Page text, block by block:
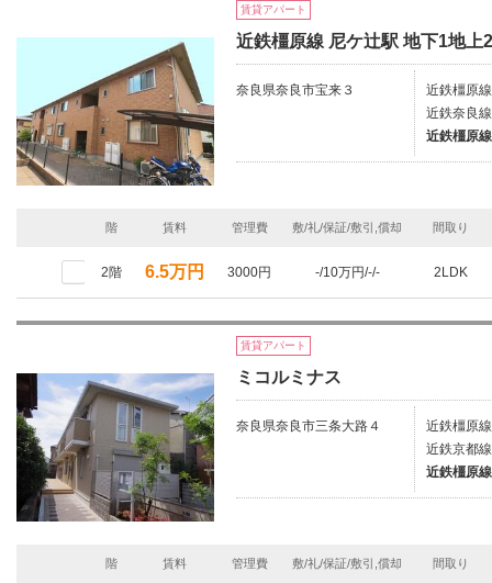
賃貸アパート
近鉄橿原線 尼ケ辻駅 地下1地上
奈良県奈良市宝来３
近鉄橿原
近鉄奈良
近鉄橿原
階 賃料 管理費 敷/礼/保証/敷引,償却 間取り
2階 6.5万円 3000円 -/10万円/-/- 2LDK
賃貸アパート
ミコルミナス
奈良県奈良市三条大路４
近鉄橿原
近鉄京都
近鉄橿原
階 賃料 管理費 敷/礼/保証/敷引,償却 間取り